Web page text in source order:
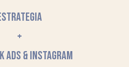
+
ADS & INSTAGRAM